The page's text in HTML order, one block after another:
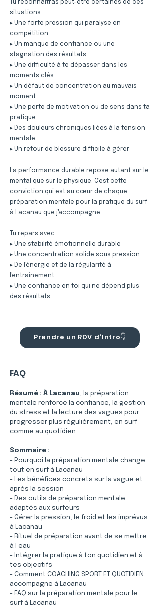
Tu reconnaîtras peut-être certaines de ces
situations :
▸ Une forte pression qui paralyse en
compétition
▸ Un manque de confiance ou une
stagnation des résultats
▸ Une difficulté à te dépasser dans les
moments clés
▸ Un défaut de concentration au mauvais
moment
▸ Une perte de motivation ou de sens dans ta
pratique
▸ Des douleurs chroniques liées à la tension
mentale
▸ Un retour de blessure difficile à gérer
La performance durable repose autant sur le
mental que sur le physique. C'est cette
conviction qui est au cœur de chaque
préparation mentale pour la pratique du surf
à Lacanau que j'accompagne.
Tu repars avec :
▸ Une stabilité émotionnelle durable
▸ Une concentration solide sous pression
▸ De l'énergie et de la régularité à
l'entraînement
▸ Une confiance en toi qui ne dépend plus
des résultats
Prendre un RDV d'Intro👇
FAQ
Résumé : À Lacanau, la préparation
mentale renforce la confiance, la gestion
du stress et la lecture des vagues pour
progresser plus régulièrement, en surf
comme au quotidien.
Sommaire :
- Pourquoi la préparation mentale change
tout en surf à Lacanau
- Les bénéfices concrets sur la vague et
après la session
- Des outils de préparation mentale
adaptés aux surfeurs
- Gérer la pression, le froid et les imprévus
à Lacanau
- Rituel de préparation avant de se mettre
à l eau
- Intégrer la pratique à ton quotidien et à
tes objectifs
- Comment COACHING SPORT ET QUOTIDIEN
accompagne à Lacanau
- FAQ sur la préparation mentale pour le
surf à Lacanau